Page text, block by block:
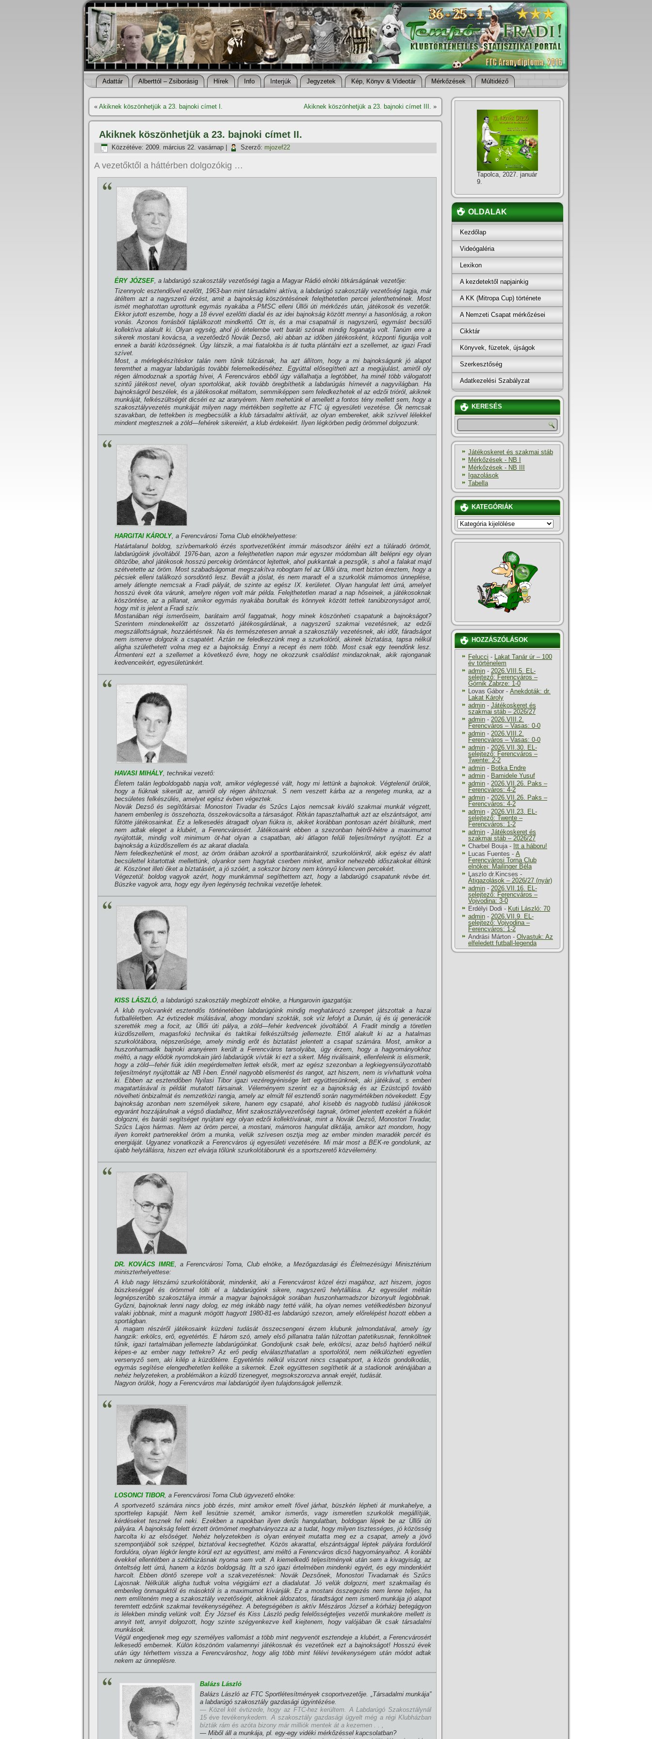
Adattár Alberttól – Zsiborásig Hí­rek Info Interjúk Jegyzetek Kép, Könyv & Videotár Mérkőzések Múltidéző
« Akiknek köszönhetjük a 23. bajnoki cí­met I. Akiknek köszönhetjük a 23. bajnoki cí­met III. »
Akiknek köszönhetjük a 23. bajnoki cí­met II.
Közzétéve: 2009. március 22. vasárnap Szerző: mjozef22
A vezetőktől a háttérben dolgozókig …
ÉRY JÓZSEF, a labdarúgó szakosztály vezetőségi tagja a Magyar Rádió elnöki titkárságának vezetője:
Tizennyolc esztendővel ezelőtt, 1963-ban mint társadalmi aktí­va, a labdarúgó szakosztály vezetőségi tagja, már
átéltem azt a nagyszerű érzést, amit a bajnokság köszöntésének felejthetetlen percei jelenthetnének. Most
ismét meghatottan ugrottunk egymás nyakába a PMSC elleni Üllői úti mérkőzés után, játékosok és vezetők.
Ekkor jutott eszembe, hogy a 18 évvel ezelőtti diadal és az idei bajnokság között mennyi a hasonlóság, a rokon
vonás. Azonos forrásból táplálkozott mindkettő. Ott is, és a mai csapatnál is nagyszerű, egymást becsülő
kollektí­va alakult ki. Olyan egység, ahol jó értelembe vett baráti szónak mindig foganatja volt. Tanúm erre a
sikerek mostani kovácsa, a vezetőedző Novák Dezső, aki abban az időben játékosként, központi figurája volt
ennek a baráti közösségnek. Úgy látszik, a mai fiatalokba is át tudta plántálni ezt a szellemet, az igazi Fradi
szí­vet.
Most, a mérlegkészí­téskor talán nem tűnik túlzásnak, ha azt állí­tom, hogy a mi bajnokságunk jó alapot
teremthet a magyar labdarúgás további felemelkedéséhez. Egyúttal elősegí­theti azt a megújulást, amiről oly
régen álmodoznak a sportág hí­vei, A Ferencváros ebből úgy vállalhatja a legtöbbet, ha minél több válogatott
szintű játékost nevel, olyan sportolókat, akik tovább öregbí­thetik a labdarúgás hí­rnevét a nagyvilágban. Ha
bajnokságról beszélek, és a játékosokat méltatom, semmiképpen sem feledkezhetek el az edzői trióról, akiknek
munkáját, felkészültségét dicséri ez az aranyérem. Nem mehetünk el amellett a fontos tény mellett sem, hogy a
szakosztályvezetés munkáját milyen nagy mértékben segí­tette az FTC új egyesületi vezetése. Ők nemcsak
szavakban, de tettekben is megbecsülik a klub társadalmi aktí­váit, az olyan embereket, akik szí­vvel lélekkel
mindent megtesznek a zöld—fehérek sikereiért, a klub érdekeiért. Ilyen légkörben pedig örömmel dolgozunk.
HARGITAI KÁROLY, a Ferencvárosi Torna Club elnökhelyettese:
Határtalanul boldog, szí­vbemarkoló érzés sportvezetőként immár másodszor átélni ezt a túláradó örömöt,
labdarúgóink jóvoltából. 1976-ban, azon a felejthetetlen napon már egyszer módomban állt belépni egy olyan
öltözőbe, ahol játékosok hosszú percekig örömtáncot lejtettek, ahol pukkantak a pezsgők, s ahol a falakat majd
szétvetette az öröm. Most szabadságomat megszakí­tva robogtam fel az Üllői útra, mert bizton éreztem, hogy a
pécsiek elleni találkozó sorsdöntő lesz. Bevált a jóslat, és nem maradt el a szurkolók mámomos ünneplése,
amely átlengte nemcsak a Fradi pályát, de szinte az egész IX. kerületet. Olyan hangulat lett úrrá, amelyet
hosszú évek óta várunk, amelyre régen volt már példa. Felejthetetlen marad a nap hőseinek, a játékosoknak
köszöntése, az a pillanat, amikor egymás nyakába borultak és könnyek között tettek tanúbizonyságot arról,
hogy mit is jelent a Fradi szí­v.
Mostanában régi ismerőseim, barátaim arról faggatnak, hogy minek köszönheti csapatunk a bajnokságot?
Szerintem mindenekelőtt az összetartó játékosgárdának, a nagyszerű szakmai vezetésnek, az edzői
megszállottságnak, hozzáértésnek. Na és természetesen annak a szakosztály vezetésnek, aki időt, fáradságot
nem ismerve dolgozik a csapatért. Aztán ne feledkezzünk meg a szurkolóról, akinek bí­ztatása, tapsa nélkül
aligha születhetett volna meg ez a bajnokság. Ennyi a recept és nem több. Most csak egy teendőnk lesz.
Átmenteni ezt a szellemet a következő évre, hogy ne okozzunk csalódást mindazoknak, akik rajonganak
kedvenceikért, egyesületünkért.
HAVASI MIHÁLY, technikai vezető:
Életem talán legboldogabb napja volt, amikor véglegessé vált, hogy mi lettünk a bajnokok. Végtelenül örülök,
hogy a fiúknak sikerült az, amiről oly régen áhí­toznak. S nem veszett kárba az a rengeteg munka, az a
becsületes felkészülés, amelyet egész évben végeztek.
Novák Dezső és segí­tőtársai: Monostori Tivadar és Szűcs Lajos nemcsak kiváló szakmai munkát végzett,
hanem emberileg is összehozta, összekovácsolta a társaságot. Ritkán tapasztalhattuk azt az elszántságot, ami
fűtötte játékosainkat. Ez a lelkesedés átragadt olyan fiúkra is, akiket korábban pontosan azért bí­ráltunk, mert
nem adtak eleget a klubért, a Ferencvárosért. Játékosaink ebben a szezonban hétről-hétre a maximumot
nyújtották, mindig volt minimum öt-hat olyan a csapatban, aki átlagon felüli teljesí­tményt nyújtott. Ez a
bajnokság a küzdőszellem és az akarat diadala.
Nem feledkezhetünk el most, az öröm óráiban azokról a sportbarátainkról, szurkolóinkról, akik egész év alatt
becsülettel kitartottak mellettünk, olyankor sem hagytak cserben minket, amikor nehezebb időszakokat éltünk
át. Köszönet illeti őket a bí­ztatásért, a jó szóért, a sokszor bizony nem könnyű kilencven percekért.
Végezetül: boldog vagyok azért, hogy munkámmal segí­thettem azt, hogy a labdarúgó csapatunk révbe ért.
Büszke vagyok arra, hogy egy ilyen legénység technikai vezetője lehetek.
KISS LÁSZLÓ, a labdarúgó szakosztály megbí­zott elnöke, a Hungarovin igazgatója:
A klub nyolcvankét esztendős történetében labdarúgóink mindig meghatározó szerepet játszottak a hazai
futballéletben. Az évtizedek múlásával, ahogy mondani szokták, sok ví­z lefolyt a Dunán, új és új generációk
szerették meg a focit, az Üllői úti pálya, a zöld—fehér kedvencek jóvoltából. A Fradit mindig a töretlen
küzdőszellem, magasfokú technikai és taktikai felkészültség jellemezte. Ettől alakult ki az a hatalmas
szurkolótábora, népszerűsége, amely mindig erőt és biztatást jelentett a csapat számára. Most, amikor a
huszonharmadik bajnoki aranyérem került a Ferencváros tarsolyába, úgy érzem, hogy a hagyományokhoz
méltó, a nagy elődök nyomdokain járó labdarúgók ví­vták ki ezt a sikert. Még riválisaink, ellenfeleink is elismerik,
hogy a zöld—fehér fiúk idén megérdemelten lettek elsők, mert az egész szezonban a legkiegyensúlyozottabb
teljesí­tményt nyújtották az NB l-ben. Ennél nagyobb elismerést és rangot, azt hiszem, nem is ví­vhattunk volna
ki. Ebben az esztendőben Nyilasi Tibor igazi vezéregyénisége lett együttesünknek, aki játékával, s emberi
magatartásával is példát mutatott társainak. Véleményem szerint ez a bajnokság és az Ezüstcipő tovább
növelheti önbizalmát és nemzetközi rangja, amely az elmúlt fél esztendő során nagymértékben növekedett. Egy
bajnokság azonban nem személyek sikere, hanem egy csapaté, ahol kisebb és nagyobb tudású játékosok
egyaránt hozzájárulnak a végső diadalhoz, Mint szakosztályvezetőségi tagnak, örömet jelentett ezekért a fiúkért
dolgozni, és baráti segí­tséget nyújtani egy olyan edzői kollektí­vának, mint a Novák Dezső, Monostori Tivadar,
Szűcs Lajos hármas. Nem az öröm percei, a mostani, mámoros hangulat diktálja, amikor azt mondom, hogy
ilyen korrekt partnerekkel öröm a munka, velük szí­vesen osztja meg az ember minden maradék percét és
energiáját. Ugyanez vonatkozik a Ferencváros új egyesületi vezetésére. Mi már most a BEK-re gondolunk, az
újabb helytállásra, hiszen ezt elvárja tőlünk szurkolótáborunk és a sportszerető közvélemény.
DR. KOVÁCS IMRE, a Ferencvárosi Torna, Club elnöke, a Mezőgazdasági és Élelmezésügyi Minisztérium
miniszterhelyettese:
A klub nagy létszámú szurkolótáborát, mindenkit, aki a Ferencvárost közel érzi magához, azt hiszem, jogos
büszkeséggel és örömmel tölti el a labdarúgóink sikere, nagyszerű helytállása. Az egyesület méltán
legnépszerűbb szakosztálya immár a magyar bajnokságok sorában huszonharmadszor bizonyult legjobbnak.
Győzni, bajnoknak lenni nagy dolog, ez még inkább nagy tetté válik, ha olyan nemes vetélkedésben bizonyul
valaki jobbnak, mint a magunk mögött hagyott 1980-81-es labdarúgó szezon, amely előrelépést hozott ebben a
sportágban.
A magam részéről játékosaink küzdeni tudását összecsengeni érzem klubunk jelmondatával, amely í­gy
hangzik: erkölcs, erő, egyetértés. E három szó, amely első pillanatra talán túlzottan patetikusnak, fennköltnek
tűnik, igazi tartalmában jellemezte labdarúgóinkat. Gondoljunk csak bele, erkölcsi, azaz belső hajtóerő nélkül
képes-e az ember nagy tettekre? Az erő pedig elválaszthatatlan a sportolótól, nem nélkülözheti egyetlen
versenyző sem, aki kilép a küzdőtérre. Egyetértés nélkül viszont nincs csapatsport, a közös gondolkodás,
egymás segí­tése elengedhetetlen kelléke a sikernek. Ezek együttesen segí­thetik át a stadionok arénájában a
nehéz helyzeteken, a problémákon a küzdő tizenegyet, megsokszorozva annak erejét, tudását.
Nagyon örülök, hogy a Ferencváros mai labdarúgóit ilyen tulajdonságok jellemzik.
LOSONCI TIBOR, a Ferencvárosi Torna Club ügyvezető elnöke:
A sportvezető számára nincs jobb érzés, mint amikor emelt fővel járhat, büszkén lépheti át munkahelye, a
sporttelep kapuját. Nem kell lesütnie szemét, amikor ismerős, vagy ismeretlen szurkolók megállí­tják,
kérdéseket tesznek fel neki. Ezekben a napokban ilyen derűs hangulatban, boldogan lépek be az Üllői úti
pályára. A bajnokság felett érzett örömömet meghatványozza az a tudat, hogy milyen tisztességes, jó közösség
harcolta ki az elsőséget. Nehéz helyzetekben is olyan erényeit mutatta meg ez a csapat, amely a jövő
szempontjából sok széppel, biztatóval kecsegtethet. Közös akarattal, elszántsággal léptek pályára fordulóról
fordulóra, olyan légkör lengte körül ezt az együttest, ami méltó a Ferencváros dicső hagyományaihoz. A korábbi
évekkel ellentétben a széthúzásnak nyoma sem volt. A kiemelkedő teljesí­tmények után sem a kivagyiság, az
önteltség lett úrrá, hanem a közös boldogság. Itt a szó igazi értelmében mindenki egyért, és egy mindenkiért
harcolt. Ebben döntő szerepe volt a szakvezetésnek: Novák Dezsőnek, Monostori Tivadarnak és Szűcs
Lajosnak. Nélkülük aligha tudtuk volna végigjárni ezt a diadalutat. Jó velük dolgozni, mert szakmailag és
emberileg önmaguktól és másoktól is a maximumot kí­vánják. Ez a mostani összegezés nem lenne teljes, ha
nem emlí­teném meg a szakosztály vezetőségét, akiknek áldozatos, fáradtságot nem ismerő munkája jó alapot
teremtett edzőink szakmai tevékenységéhez. A betegségében is aktí­v Mészáros József a kórházj betegágyon
is lélekben mindig velünk volt. Éry József és Kiss László pedig felelősségteljes vezetői munkaköre mellett is
annyit tett, annyit dolgozott, hogy szinte szégyenkezve kell kiejtenem, hogy valójában ők csak társadalmi
munkások.
Végül engedjenek meg egy személyes vallomást a több mint negyvenöt esztendeje a klubért, a Ferencvárosért
lelkesedő embernek. Külön köszönöm valamennyi játékosnak és vezetőnek ezt a bajnokságot! Hosszú évek
után úgy térhettem vissza a Ferencvároshoz, hogy alig több mint félévi tevékenységem után módot adtak
nekem az ünneplésre.
Balázs László
Balázs László az FTC Sportlétesí­tmények csoportvezetője. „Társadalmi munkája”
a labdarúgó szakosztály gazdasági ügyintézése.
— Közel két évtizede, hogy az FTC-hez kerültem. A Labdarúgó Szakosztálynál
15 éve tevékenykedem. A szakosztály gazdasági ügyelt még a régi Klubházban
bí­zták rám és azóta bizony már milliók mentek át a kezemen . . ,
— Miből áll a munkája, pl. egy-egy vidéki mérkőzéssel kapcsolatban?
Tapolca, 2027. január
9.
OLDALAK
Kezdőlap
Videógaléria
Lexikon
A kezdetektől napjainkig
A KK (Mitropa Cup) története
A Nemzeti Csapat mérkőzései
Cikktár
Könyvek, füzetek, újságok
Szerkesztőség
Adatkezelési Szabályzat
KERESÉS
Játékoskeret és szakmai stáb
Mérkőzések - NB I
Mérkőzések - NB III
Igazolások
Tabella
KATEGÓRIÁK
KATEGÓRIÁK
HOZZÁSZÓLÁSOK
Felucci - Lakat Tanár úr – 100
év történelem
admin - 2026.VIII.5. EL-
selejtező: Ferencváros –
Górnik Zabrze: 1-0
Lovas Gábor - Anekdoták: dr.
Lakat Károly
admin - Játékoskeret és
szakmai stáb – 2026/27
admin - 2026.VIII.2.
Ferencváros – Vasas: 0-0
admin - 2026.VIII.2.
Ferencváros – Vasas: 0-0
admin - 2026.VII.30. EL-
selejtező: Ferencváros –
Twente: 2-2
admin - Botka Endre
admin - Bamidele Yusuf
admin - 2026.VII.26. Paks –
Ferencváros: 4-2
admin - 2026.VII.26. Paks –
Ferencváros: 4-2
admin - 2026.VII.23. EL-
selejtező: Twente –
Ferencváros: 1-2
admin - Játékoskeret és
szakmai stáb – 2026/27
Charbel Bouja- Itt a háboru!
Lucas Fuentes - A
Ferencvárosi Torna Club
elnökei: Mailinger Béla
Laszlo dr.Kincses -
Átigazolások – 2026/27 (nyár)
admin - 2026.VII.16. EL-
selejtező: Ferencváros –
Vojvodina: 3-0
Erdélyi Dodi - Kuti László: 70
admin - 2026.VII.9. EL-
selejtező: Vojvodina –
Ferencváros: 1-2
Andrási Márton - Olvastuk: Az
elfeledett futball-legenda